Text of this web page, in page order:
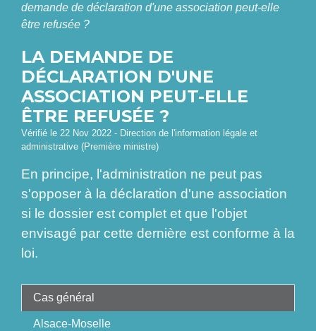
demande de déclaration d'une association peut-elle
être refusée ?
LA DEMANDE DE
DÉCLARATION D'UNE
ASSOCIATION PEUT-ELLE
ÊTRE REFUSÉE ?
Vérifié le 22 Nov 2022 - Direction de l'information légale et
administrative (Première ministre)
En principe, l'administration ne peut pas
s'opposer à la déclaration d'une association
si le dossier est complet et que l'objet
envisagé par cette dernière est conforme à la
loi.
Cas général
Alsace-Moselle